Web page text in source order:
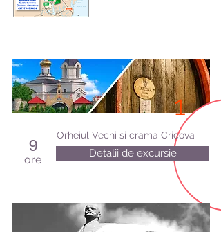
1
9
ore
Orheiul Vechi si crama Cricova
Detalii de excursie